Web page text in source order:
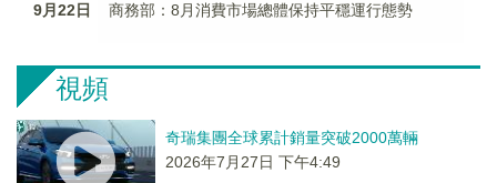
9月22日 商務部：8月消費市場總體保持平穩運行態勢
視頻
奇瑞集團全球累計銷量突破2000萬輛
2026年7月27日 下午4:49